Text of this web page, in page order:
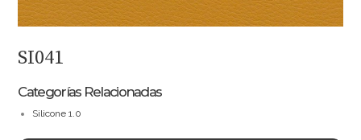
SI041
Categorías Relacionadas
Silicone 1.0